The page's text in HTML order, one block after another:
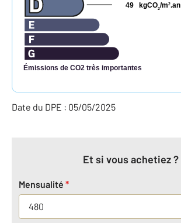
Émissions de CO2 très importantes
kgCO2/m2.an
49
Date du DPE : 05/05/2025
Et si vous achetiez ?
Mensualité *